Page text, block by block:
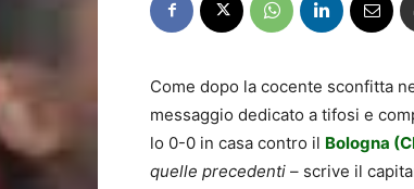
Come dopo la cocente sconfitta
messaggio dedicato a tifosi e
lo 0-0 in casa contro il Bologna
quelle precedenti – scrive il